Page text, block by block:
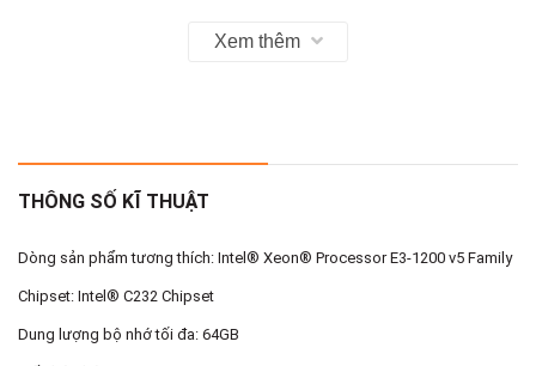
Xem thêm
THÔNG SỐ KĨ THUẬT
Dòng sản phẩm tương thích: Intel® Xeon® Processor E3-1200 v5 Family
Chipset: Intel® C232 Chipset
Dung lượng bộ nhớ tối đa: 64GB